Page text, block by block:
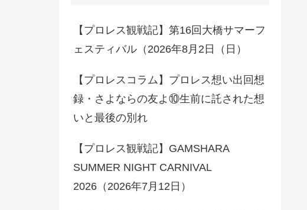
【プロレス観戦記】第16回大橋サマーフ
ェスティバル（2026年8月2日（日）
【プロレスコラム】プロレス想い出回想
録・さよならの友よ⑩生前に託された想
いと最後の別れ
【プロレス観戦記】GAMSHARA
SUMMER NIGHT CARNIVAL
2026（2026年7月12日）